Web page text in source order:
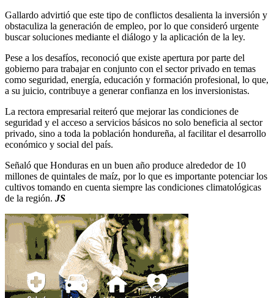
Gallardo advirtió que este tipo de conflictos desalienta la inversión y
obstaculiza la generación de empleo, por lo que consideró urgente
buscar soluciones mediante el diálogo y la aplicación de la ley.
Pese a los desafíos, reconoció que existe apertura por parte del
gobierno para trabajar en conjunto con el sector privado en temas
como seguridad, energía, educación y formación profesional, lo que,
a su juicio, contribuye a generar confianza en los inversionistas.
La rectora empresarial reiteró que mejorar las condiciones de
seguridad y el acceso a servicios básicos no solo beneficia al sector
privado, sino a toda la población hondureña, al facilitar el desarrollo
económico y social del país.
Señaló que Honduras en un buen año produce alrededor de 10
millones de quintales de maíz, por lo que es importante potenciar los
cultivos tomando en cuenta siempre las condiciones climatológicas
de la región. JS